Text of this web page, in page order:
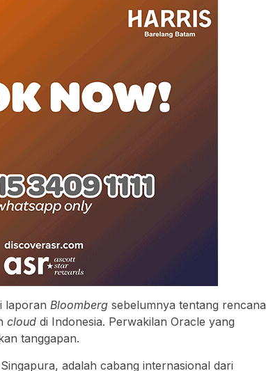
laporan Bloomberg sebelumnya tentang rencana
cloud di Indonesia. Perwakilan Oracle yang
tanggapan.
adalah cabang internasional dari